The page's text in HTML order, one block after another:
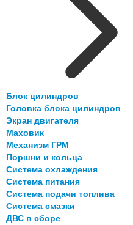
Блок цилиндров
Головка блока цилиндров
Экран двигателя
Маховик
Механизм ГРМ
Поршни и кольца
Система охлаждения
Система питания
Система подачи топлива
Система смазки
ДВС в сборе